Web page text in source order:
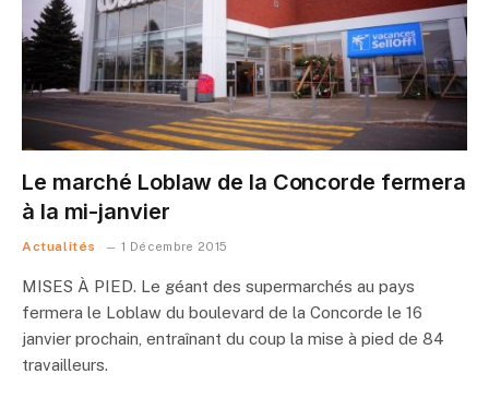
Le marché Loblaw de la Concorde fermera
à la mi-janvier
Actualités 1 Décembre 2015
MISES À PIED. Le géant des supermarchés au pays
fermera le Loblaw du boulevard de la Concorde le 16
janvier prochain, entraînant du coup la mise à pied de 84
travailleurs.